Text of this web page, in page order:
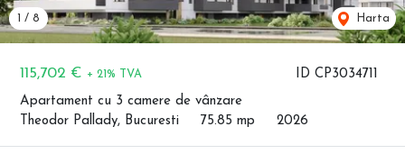
ID CP3034711
115,702 € + 21% TVA
Apartament cu 3 camere de vânzare
Theodor Pallady, Bucuresti
75.85 mp 2026
1 / 8 Harta